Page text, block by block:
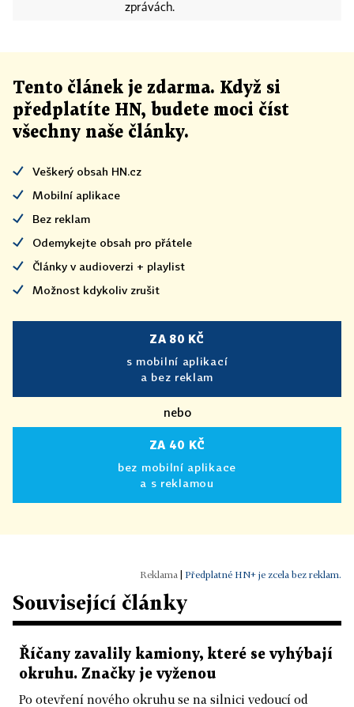
zprávách.
Tento článek je zdarma. Když si
předplatíte HN, budete moci číst
všechny naše články.
Veškerý obsah HN.cz
Mobilní aplikace
Bez reklam
Odemykejte obsah pro přátele
Články v audioverzi + playlist
Možnost kdykoliv zrušit
ZA 80 KČ
s mobilní aplikací
a bez reklam
nebo
ZA 40 KČ
bez mobilní aplikace
a s reklamou
Předplatné HN+ je zcela bez reklam.
Související články
Říčany zavalily kamiony, které se vyhýbají
okruhu. Značky je vyženou
Po otevření nového okruhu se na silnici vedoucí od